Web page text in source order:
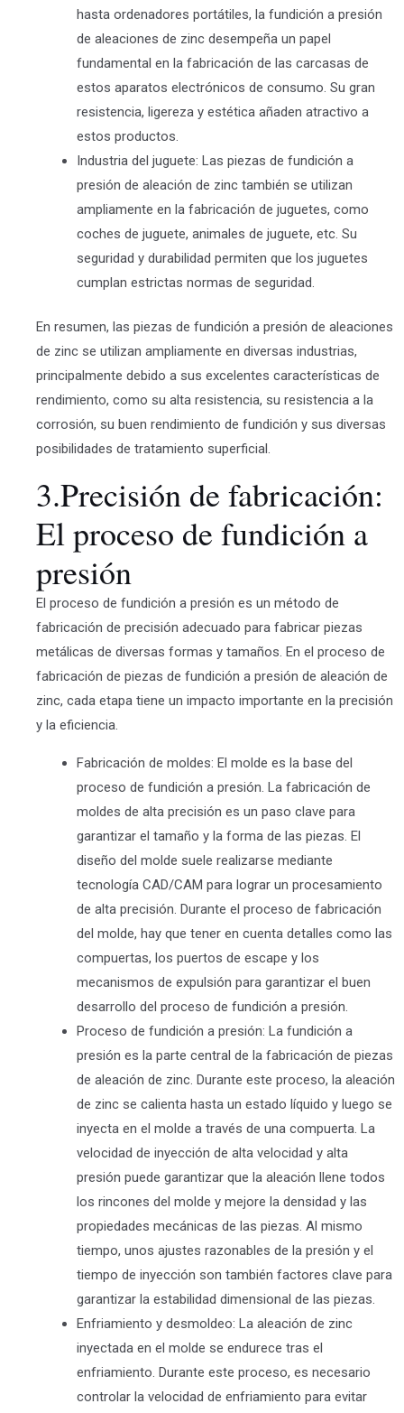
hasta ordenadores portátiles, la fundición a presión
de aleaciones de zinc desempeña un papel
fundamental en la fabricación de las carcasas de
estos aparatos electrónicos de consumo. Su gran
resistencia, ligereza y estética añaden atractivo a
estos productos.
Industria del juguete: Las piezas de fundición a
presión de aleación de zinc también se utilizan
ampliamente en la fabricación de juguetes, como
coches de juguete, animales de juguete, etc. Su
seguridad y durabilidad permiten que los juguetes
cumplan estrictas normas de seguridad.
En resumen, las piezas de fundición a presión de aleaciones
de zinc se utilizan ampliamente en diversas industrias,
principalmente debido a sus excelentes características de
rendimiento, como su alta resistencia, su resistencia a la
corrosión, su buen rendimiento de fundición y sus diversas
posibilidades de tratamiento superficial.
3.Precisión de fabricación:
El proceso de fundición a
presión
El proceso de fundición a presión es un método de
fabricación de precisión adecuado para fabricar piezas
metálicas de diversas formas y tamaños. En el proceso de
fabricación de piezas de fundición a presión de aleación de
zinc, cada etapa tiene un impacto importante en la precisión
y la eficiencia.
Fabricación de moldes: El molde es la base del
proceso de fundición a presión. La fabricación de
moldes de alta precisión es un paso clave para
garantizar el tamaño y la forma de las piezas. El
diseño del molde suele realizarse mediante
tecnología CAD/CAM para lograr un procesamiento
de alta precisión. Durante el proceso de fabricación
del molde, hay que tener en cuenta detalles como las
compuertas, los puertos de escape y los
mecanismos de expulsión para garantizar el buen
desarrollo del proceso de fundición a presión.
Proceso de fundición a presión: La fundición a
presión es la parte central de la fabricación de piezas
de aleación de zinc. Durante este proceso, la aleación
de zinc se calienta hasta un estado líquido y luego se
inyecta en el molde a través de una compuerta. La
velocidad de inyección de alta velocidad y alta
presión puede garantizar que la aleación llene todos
los rincones del molde y mejore la densidad y las
propiedades mecánicas de las piezas. Al mismo
tiempo, unos ajustes razonables de la presión y el
tiempo de inyección son también factores clave para
garantizar la estabilidad dimensional de las piezas.
Enfriamiento y desmoldeo: La aleación de zinc
inyectada en el molde se endurece tras el
enfriamiento. Durante este proceso, es necesario
controlar la velocidad de enfriamiento para evitar